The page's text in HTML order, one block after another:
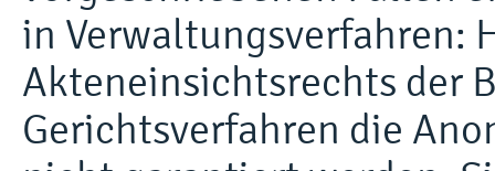
in Verwaltungsverfahren:
Akteneinsichtsrechts der
Gerichtsverfahren die